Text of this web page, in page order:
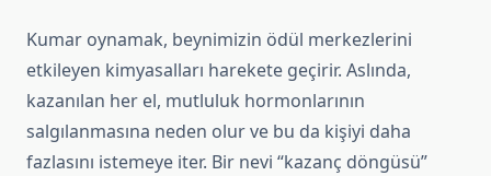
Kumar oynamak, beynimizin ödül merkezlerini
etkileyen kimyasalları harekete geçirir. Aslında,
kazanılan her el, mutluluk hormonlarının
salgılanmasına neden olur ve bu da kişiyi daha
fazlasını istemeye iter. Bir nevi “kazanç döngüsü”